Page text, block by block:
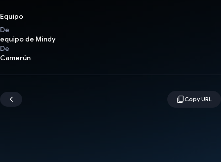
Equipo
De
equipo de Mindy
De
Camerún